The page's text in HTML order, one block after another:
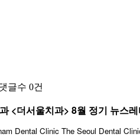
글수 0건
<더서울치과> 8월 정기 뉴스
Dental Clinic The Seoul Dental